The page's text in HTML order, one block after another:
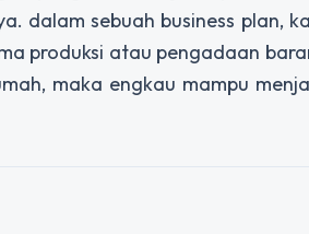
dalam sebuah business plan,
produksi atau pengadaan
maka engkau mampu